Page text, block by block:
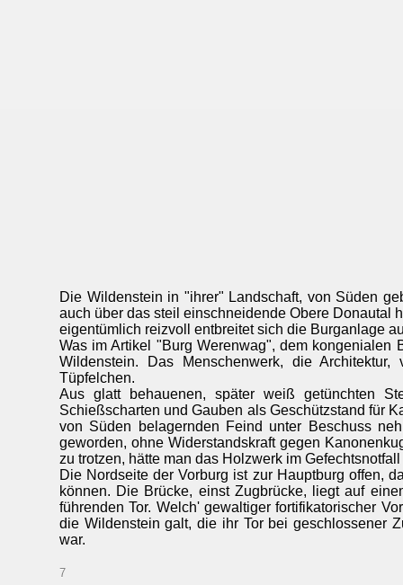
Die Wildenstein in "ihrer" Landschaft, von Süden
auch über das steil einschneidende Obere Donautal
eigentümlich reizvoll entbreitet sich die Burganlage
Was im Artikel "Burg Werenwag", dem kongenialen
Wildenstein. Das Menschenwerk, die
Tüpfelchen.
Aus glatt behauenen, später weiß getünchten
Schießscharten und Gauben als Geschützstand für
von Süden belagernden Feind unter Beschuss
geworden, ohne Widerstandskraft gegen
zu trotzen, hätte man das Holzwerk im
Die Nordseite der Vorburg ist zur Hauptburg offen,
können. Die Brücke, einst Zugbrücke, liegt auf
führenden Tor. Welch' gewaltiger fortifikatorischer
die Wildenstein galt, die ihr Tor bei geschlossener
war.
7